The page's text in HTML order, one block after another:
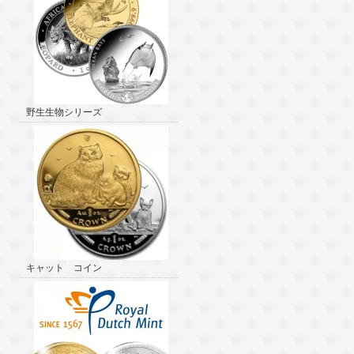
野生生物シリーズ
キャット コイン